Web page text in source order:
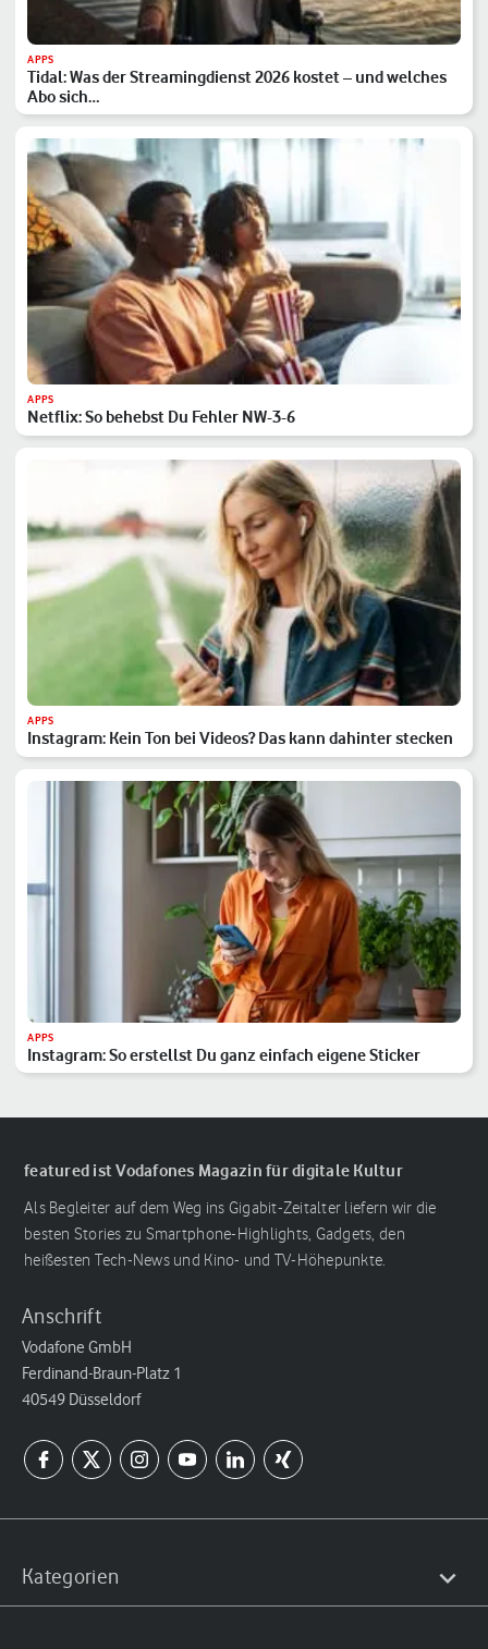
APPS
Tidal: Was der Streamingdienst 2026 kostet – und welches
Abo sich…
APPS
Netflix: So behebst Du Fehler NW-3-6
APPS
Instagram: Kein Ton bei Videos? Das kann dahinter stecken
APPS
Instagram: So erstellst Du ganz einfach eigene Sticker
featured ist Vodafones Magazin für digitale Kultur
Als Begleiter auf dem Weg ins Gigabit-Zeitalter liefern wir die
besten Stories zu Smartphone-Highlights, Gadgets, den
heißesten Tech-News und Kino- und TV-Höhepunkte.
Anschrift
Vodafone GmbH
Ferdinand-Braun-Platz 1
40549 Düsseldorf
Kategorien